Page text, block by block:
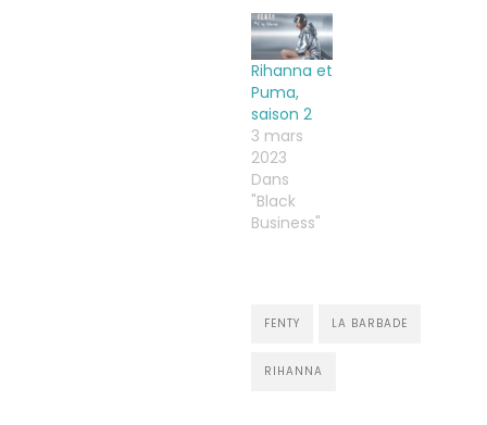
Rihanna et
Puma,
saison 2
3 mars
2023
Dans
"Black
Business"
FENTY LA BARBADE
RIHANNA